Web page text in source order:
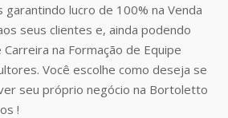
lucro de 100% na Venda
seus clientes e, ainda podendo
na Formação de Equipe
Você escolhe como deseja se
seu próprio negócio na Bortoletto
!